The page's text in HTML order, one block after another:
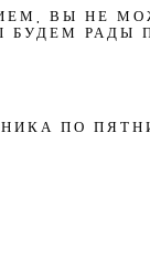
ВЫ НЕ
РАДЫ
ПО